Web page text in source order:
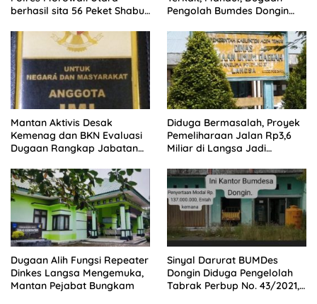
berhasil sita 56 Peket Shabu
pelaku
Pengolah Bumdes Dongin
Program Pemerintah.
Mantan Aktivis Desak
Kemenag dan BKN Evaluasi
Dugaan Rangkap Jabatan
Diduga Bermasalah, Proyek
Pemeliharaan Jalan Rp3,6
Miliar di Langsa Jadi
Dugaan Alih Fungsi Repeater
Dinkes Langsa Mengemuka,
Mantan Pejabat Bungkam
Sinyal Darurat BUMDes
Dongin Diduga Pengelolah
Tabrak Perbup No. 43/2021,